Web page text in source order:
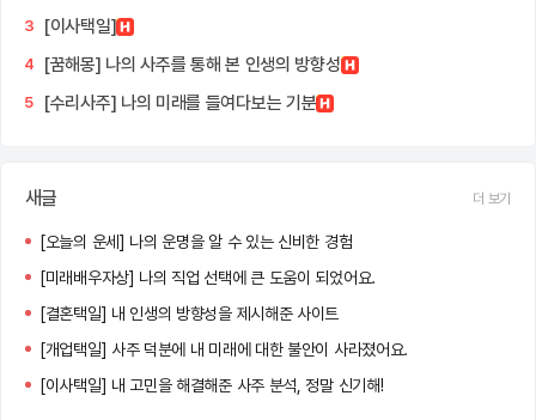
3 [이사택일]
4 [꿈해몽] 나의 사주를 통해 본 인생의 방향성
5 [수리사주] 나의 미래를 들여다보는 기분
새글 더 보기
[오늘의 운세] 나의 운명을 알 수 있는 신비한 경험
[미래배우자상] 나의 직업 선택에 큰 도움이 되었어요.
[결혼택일] 내 인생의 방향성을 제시해준 사이트
[개업택일] 사주 덕분에 내 미래에 대한 불안이 사라졌어요.
[이사택일] 내 고민을 해결해준 사주 분석, 정말 신기해!